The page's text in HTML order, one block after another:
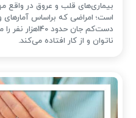
بیماری‌های قلب و عروق در واقع
است؛ امراضی که براساس آمارهای
دست‌کم جان حدود
ناتوان و از کار افتاده می‌کند.